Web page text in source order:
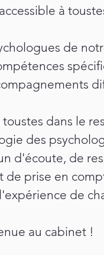
à
de
dans le
des
d'écoute, de
de prise en
de
au cabinet !